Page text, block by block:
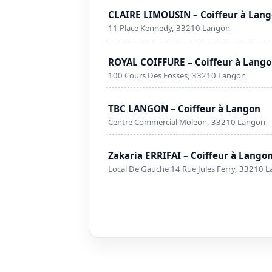
CLAIRE LIMOUSIN – Coiffeur à
11 Place Kennedy, 33210 Langon
ROYAL COIFFURE – Coiffeur à
100 Cours Des Fosses, 33210 Langon
TBC LANGON – Coiffeur à Langon
Centre Commercial Moleon, 33210 Langon
Zakaria ERRIFAI – Coiffeur à Langon
Local De Gauche 14 Rue Jules Ferry, 33210